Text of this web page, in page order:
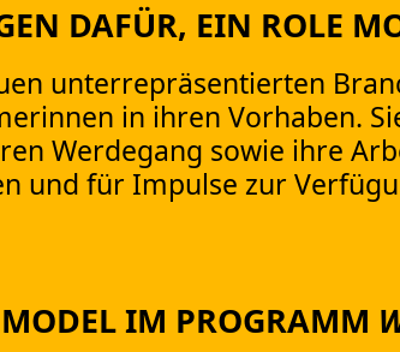
DAFÜR, EIN ROLE
unterrepräsentierten
in ihren Vorhaben.
Werdegang sowie ihre
und für Impulse zur
IM PROGRAMM